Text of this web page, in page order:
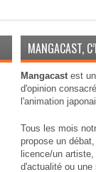
MANGACAST,
Mangacastest un
d'opinion
l'animation
Tous les mois
propose un
licence/un
d'actualité ou une